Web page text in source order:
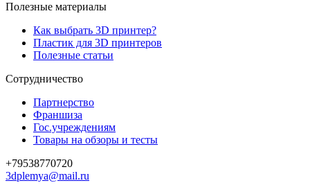
Полезные материалы
Как выбрать 3D принтер?
Пластик для 3D принтеров
Полезные статьи
Сотрудничество
Партнерство
Франшиза
Гос.учреждениям
Товары на обзоры и тесты
+79538770720
3dplemya@mail.ru